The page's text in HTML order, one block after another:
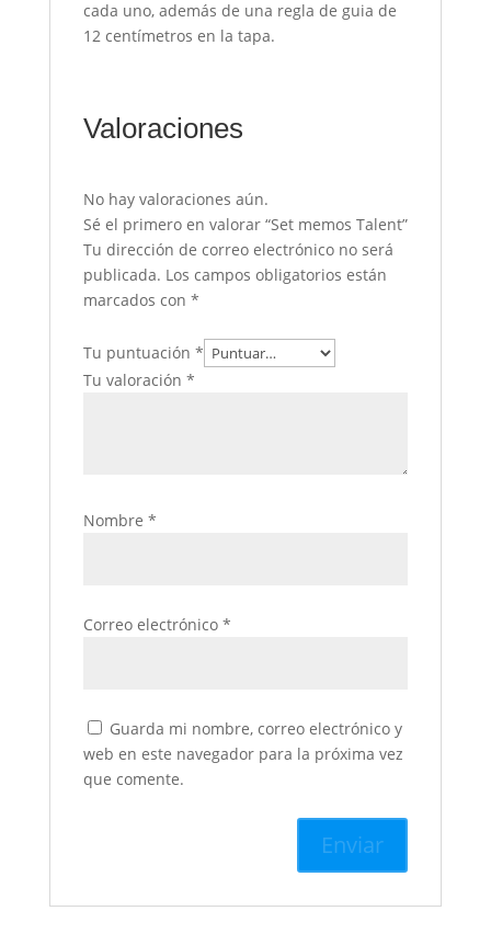
cada uno, además de una regla de guia de
12 centímetros en la tapa.
Valoraciones
No hay valoraciones aún.
Sé el primero en valorar “Set memos Talent”
Tu dirección de correo electrónico no será
publicada. Los campos obligatorios están
marcados con *
Tu puntuación *
Tu valoración *
Nombre *
Correo electrónico *
Guarda mi nombre, correo electrónico y
web en este navegador para la próxima vez
que comente.